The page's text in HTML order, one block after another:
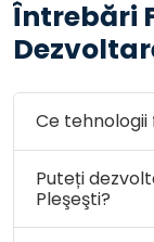
Întrebări
Ce
Puteți
Pleşeşti?